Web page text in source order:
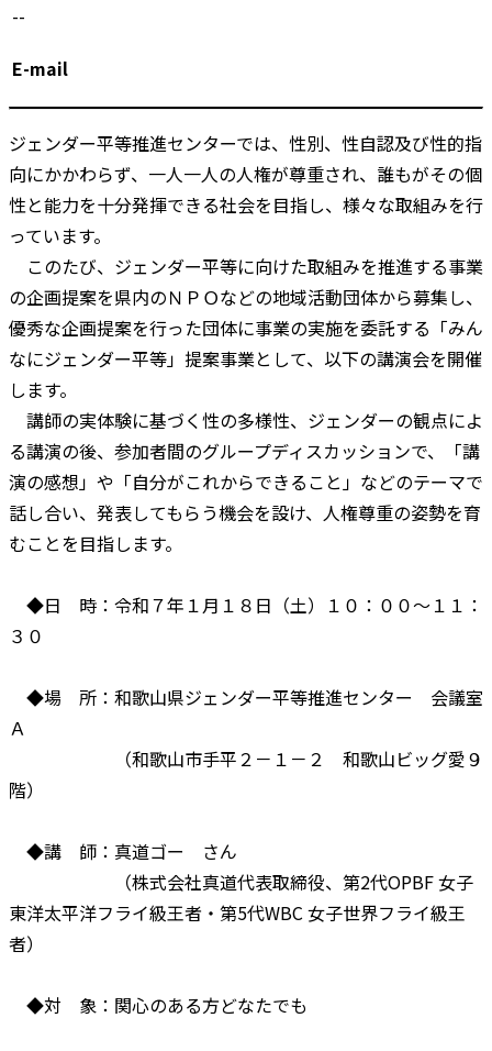
--
E-mail
ジェンダー平等推進センターでは、性別、性自認及び性的指
向にかかわらず、一人一人の人権が尊重され、誰もがその個
性と能力を十分発揮できる社会を目指し、様々な取組みを行
っています。
このたび、ジェンダー平等に向けた取組みを推進する事業
の企画提案を県内のＮＰＯなどの地域活動団体から募集し、
優秀な企画提案を行った団体に事業の実施を委託する「みん
なにジェンダー平等」提案事業として、以下の講演会を開催
します。
講師の実体験に基づく性の多様性、ジェンダーの観点によ
る講演の後、参加者間のグループディスカッションで、「講
演の感想」や「自分がこれからできること」などのテーマで
話し合い、発表してもらう機会を設け、人権尊重の姿勢を育
むことを目指します。
◆日 時：令和７年１月１８日（土）１０：００～１１：
３０
◆場 所：和歌山県ジェンダー平等推進センター 会議室
Ａ
（和歌山市手平２－１－２ 和歌山ビッグ愛９
階）
◆講 師：真道ゴー さん
（株式会社真道代表取締役、第2代OPBF 女子
東洋太平洋フライ級王者・第5代WBC 女子世界フライ級王
者）
◆対 象：関心のある方どなたでも